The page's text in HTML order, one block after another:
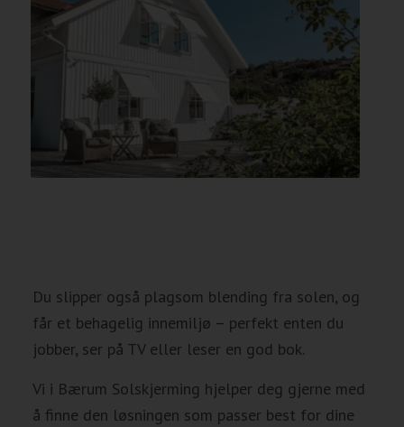
Du slipper også plagsom blending fra solen, og
får et behagelig innemiljø – perfekt enten du
jobber, ser på TV eller leser en god bok.
Vi i Bærum Solskjerming hjelper deg gjerne med
å finne den løsningen som passer best for dine